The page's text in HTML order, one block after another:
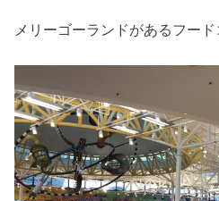
メリーゴーランドがあるフー